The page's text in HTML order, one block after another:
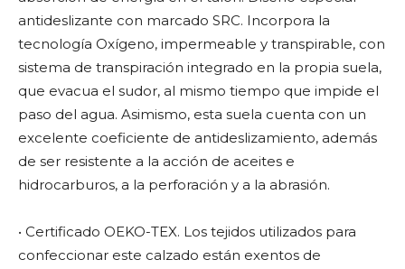
antideslizante con marcado SRC. Incorpora la
tecnología Oxígeno, impermeable y transpirable, con
sistema de transpiración integrado en la propia suela,
que evacua el sudor, al mismo tiempo que impide el
paso del agua. Asimismo, esta suela cuenta con un
excelente coeficiente de antideslizamiento, además
de ser resistente a la acción de aceites e
hidrocarburos, a la perforación y a la abrasión.
• Certificado OEKO-TEX. Los tejidos utilizados para
confeccionar este calzado están exentos de